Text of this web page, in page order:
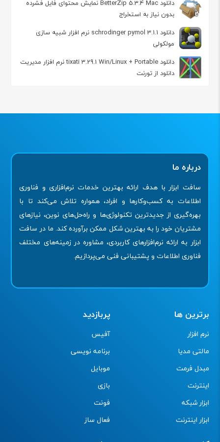
دانلود BetterZip 5.3.4 Mac نمایش محتوای فایل فشرده
بدون نیاز به استخراج
دانلود schrodinger pymol 3.1.1 نرم افزار شبیه سازی
مولکولی
دانلود tixati 3.29.1 Win/Linux + Portable نرم افزار مدیریت
دانلود از تورنت
درباره ما
سافت ابزار با هدف ارائه بهترین خدمات نرم‌افزاری و فناوری
اطلاعات به کسب‌وکارها و افراد، همواره تلاش می‌کند تا با
بهره‌گیری از جدیدترین تکنولوژی‌ها و راه‌حل‌های نوین، نیازهای
مشتریان خود را به بهترین شکل ممکن برآورده کند. ما در سافت
ابزار به ارائه نرم‌افزارهای کاربردی، مشاوره در زمینه‌های مختلف
فناوری اطلاعات و پشتیبانی فنی می‌پردازیم.
برترین ها
نرم افزار
مالتی مدیا
مبدل فرمت
اینترنت
ابزار شبکه
ابزار اینترنت
پربازدید
آفیس
برنامه نویسی
موبایل
بازی
فونت
فعال ساز